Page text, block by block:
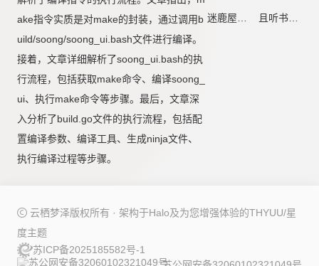
ake指令实质是对make的封装，通过调用b
uild/soong/soong_ui.bash文件进行编译。
接着，文章详细解析了soong_ui.bash的执
行流程，包括获取make命令、编译soong_
ui、执行make命令等步骤。最后，文章深
入分析了build.go文件的执行流程，包括配
置编译参数、编译工具、生成ninja文件、
执行编译过程等步骤。
且听书吟 - 诗与梦想的远方
云栖梦泽版权所有 · 架构于Halo及为您增强体验的THYUU/星
度主题
苏ICP备2025185582号-1